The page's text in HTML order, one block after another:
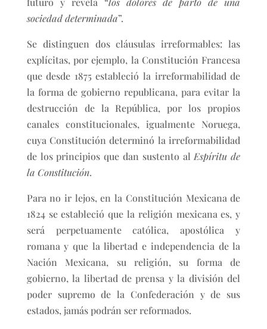
sociedad determinada”.
Se distinguen dos cláusulas irreformables: las
explícitas, por ejemplo, la Constitución Francesa
que desde 1875 estableció la irreformabilidad de
la forma de gobierno republicana, para evitar la
destrucción de la República, por los propios
canales constitucionales, igualmente Noruega,
cuya Constitución determinó la irreformabilidad
de los principios que dan sustento al Espíritu de
la Constitución.
Para no ir lejos, en la Constitución Mexicana de
1824 se estableció que la religión mexicana es, y
será perpetuamente católica, apostólica y
romana y que la libertad e independencia de la
Nación Mexicana, su religión, su forma de
gobierno, la libertad de prensa y la división del
poder supremo de la Confederación y de sus
estados, jamás podrán ser reformados.